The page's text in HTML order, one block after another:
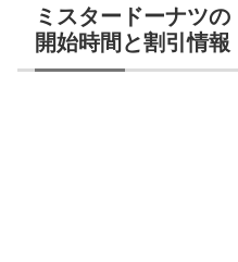
ミスタードーナツの
開始時間と割引情報